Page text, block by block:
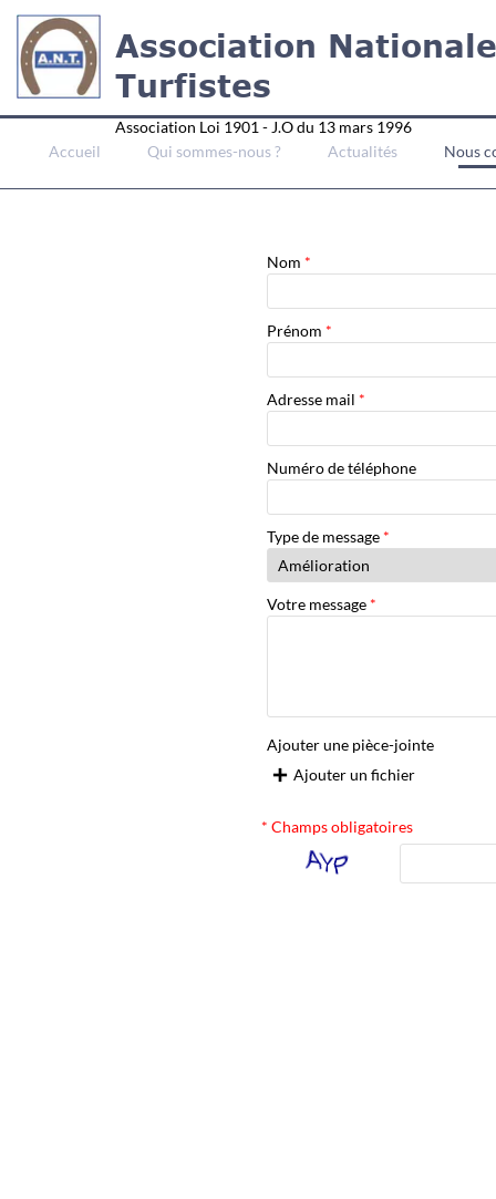
Association
Turfistes
Association Loi 1901 - J.O du 13 mars 1996
Accueil
Qui sommes-nous ? Actualités Nous
Nom *
Prénom *
Adresse mail *
Numéro de téléphone
Type de message *
Votre message *
Ajouter une pièce-jointe
 Ajouter un fichier
* Champs obligatoires